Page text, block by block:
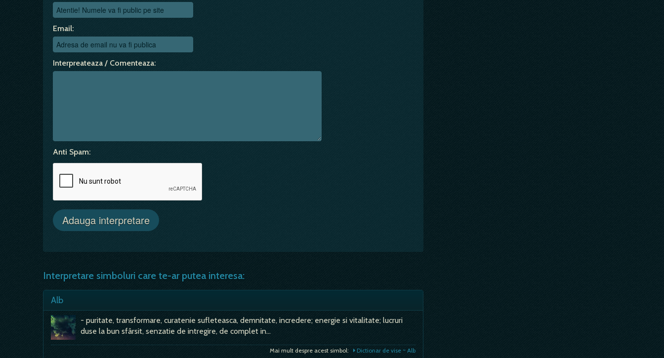
Email:
Interpreateaza / Comenteaza:
Anti Spam:
Interpretare simboluri care te-ar putea interesa:
Alb
- puritate, transformare, curatenie sufleteasca, demnitate, incredere; energie si vitalitate; lucruri
duse la bun sfârsit, senzatie de intregire, de complet in…
Mai mult despre acest simbol: Dictionar de vise ~ Alb